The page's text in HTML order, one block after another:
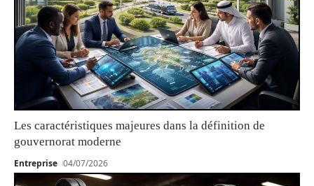
Les caractéristiques majeures dans la définition de
gouvernorat moderne
Entreprise 04/07/2026